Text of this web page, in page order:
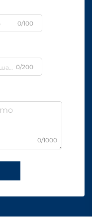
0/100
0/200
0/1000